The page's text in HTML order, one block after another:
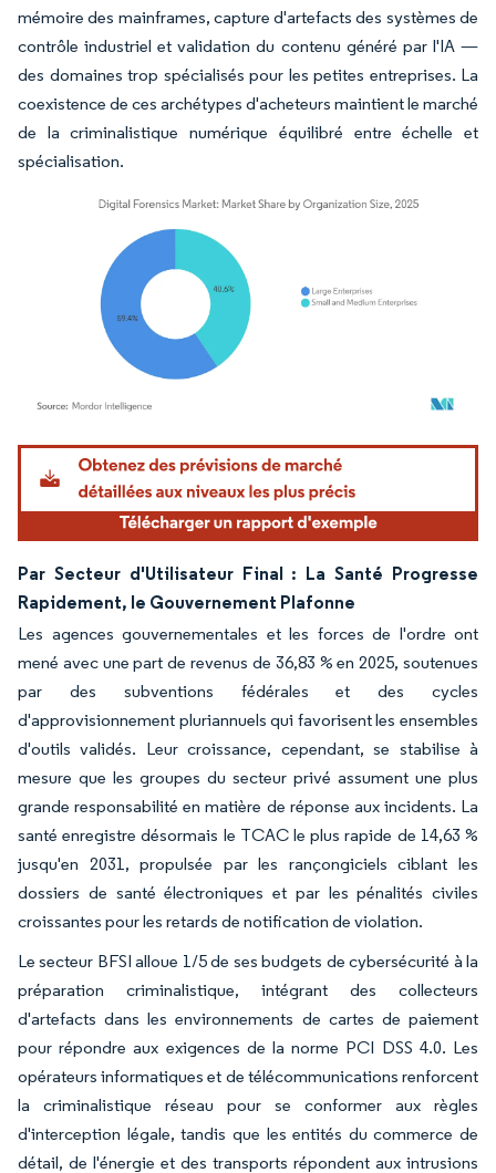
mémoire des mainframes, capture d'artefacts des systèmes de
contrôle industriel et validation du contenu généré par l'IA —
des domaines trop spécialisés pour les petites entreprises. La
coexistence de ces archétypes d'acheteurs maintient le marché
de la criminalistique numérique équilibré entre échelle et
spécialisation.
Image © Mordor Intelligence. La réutilisation nécessite une attribution sous CC BY
Par Secteur d'Utilisateur Final : La Santé Progresse
Rapidement, le Gouvernement Plafonne
Les agences gouvernementales et les forces de l'ordre ont
mené avec une part de revenus de 36,83 % en 2025, soutenues
par des subventions fédérales et des cycles
d'approvisionnement pluriannuels qui favorisent les ensembles
d'outils validés. Leur croissance, cependant, se stabilise à
mesure que les groupes du secteur privé assument une plus
grande responsabilité en matière de réponse aux incidents. La
santé enregistre désormais le TCAC le plus rapide de 14,63 %
jusqu'en 2031, propulsée par les rançongiciels ciblant les
dossiers de santé électroniques et par les pénalités civiles
croissantes pour les retards de notification de violation.
Le secteur BFSI alloue 1/5 de ses budgets de cybersécurité à la
préparation criminalistique, intégrant des collecteurs
d'artefacts dans les environnements de cartes de paiement
pour répondre aux exigences de la norme PCI DSS 4.0. Les
opérateurs informatiques et de télécommunications renforcent
la criminalistique réseau pour se conformer aux règles
d'interception légale, tandis que les entités du commerce de
détail, de l'énergie et des transports répondent aux intrusions